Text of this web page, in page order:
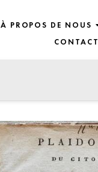
À PROPOS DE NOUS
CONTACT